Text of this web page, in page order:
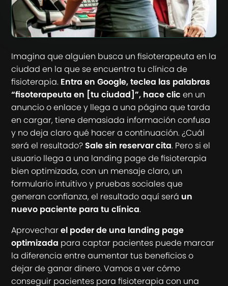
Imagina que alguien busca un fisioterapeuta en la
ciudad en la que se encuentra tu clínica de
fisioterapia. Entra en Google, teclea las palabras
“fisoterapeuta en [tu ciudad]”, hace clicen un
anuncio o enlace y llega a una página que tarda
en cargar, tiene demasiada información confusa
y no deja claro qué hacer a continuación. ¿Cuál
será el resultado? Sale sin reservar cita. Pero si el
usuario llega a una landing page de fisioterapia
bien optimizada, con un mensaje claro, un
formulario intuitivo y pruebas sociales que
generan confianza, el resultado aquí será un
nuevo paciente para tu clínica.
Aprovecharel poder de una landing page
optimizada para captar pacientes puede marcar
la diferencia entre aumentar tus beneficios o
dejar de ganar dinero. Vamos a ver cómo
conseguir pacientes para fisioterapia con una